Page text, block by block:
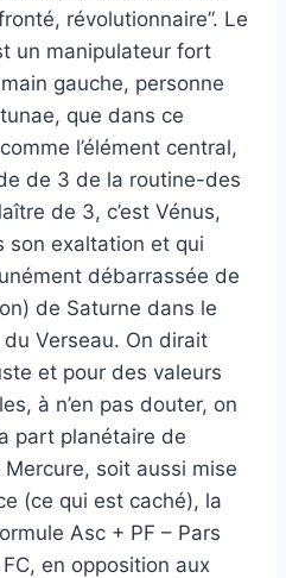
révolutionnaire”. Le
un manipulateur fort
gauche, personne
que dans ce
l’élément central,
de 3 de la routine-des
de 3, c’est Vénus,
son exaltation et qui
débarrassée de
de Saturne dans le
Verseau. On dirait
et pour des valeurs
à n’en pas douter, on
part planétaire de
Mercure, soit aussi mise
(ce qui est caché), la
Asc + PF – Pars
en opposition aux